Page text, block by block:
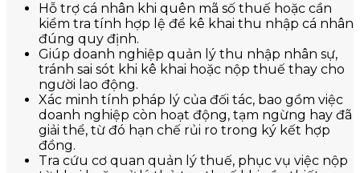
Hỗ trợ cá nhân khi quên mã số thuế hoặc cần
kiểm tra tính hợp lệ để kê khai thu nhập cá nhân
đúng quy định.
Giúp doanh nghiệp quản lý thu nhập nhân sự,
tránh sai sót khi kê khai hoặc nộp thuế thay cho
người lao động.
Xác minh tính pháp lý của đối tác, bao gồm việc
doanh nghiệp còn hoạt động, tạm ngừng hay đã
giải thể, từ đó hạn chế rủi ro trong ký kết hợp
đồng.
Tra cứu cơ quan quản lý thuế, phục vụ việc nộp